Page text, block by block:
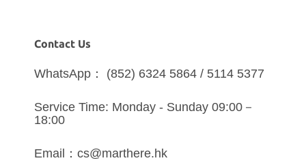
Contact Us
WhatsApp： (852) 6324 5864 / 5114 5377
Service Time: Monday - Sunday 09:00－
18:00
Email：cs@marthere.hk